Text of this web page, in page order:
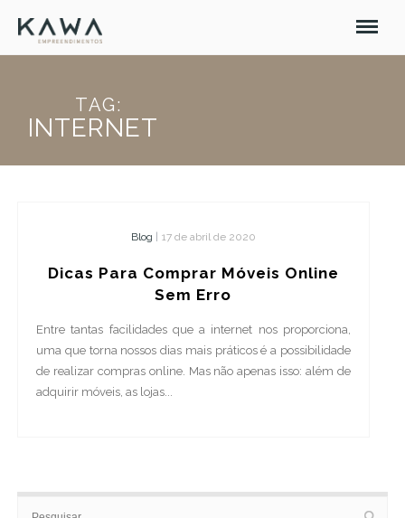
TAG:
INTERNET
Blog 17 de abril de 2020
Dicas Para Comprar Móveis Online
Sem Erro
Entre tantas facilidades que a internet nos proporciona,
uma que torna nossos dias mais práticos é a possibilidade
de realizar compras online. Mas não apenas isso: além de
adquirir móveis, as lojas...